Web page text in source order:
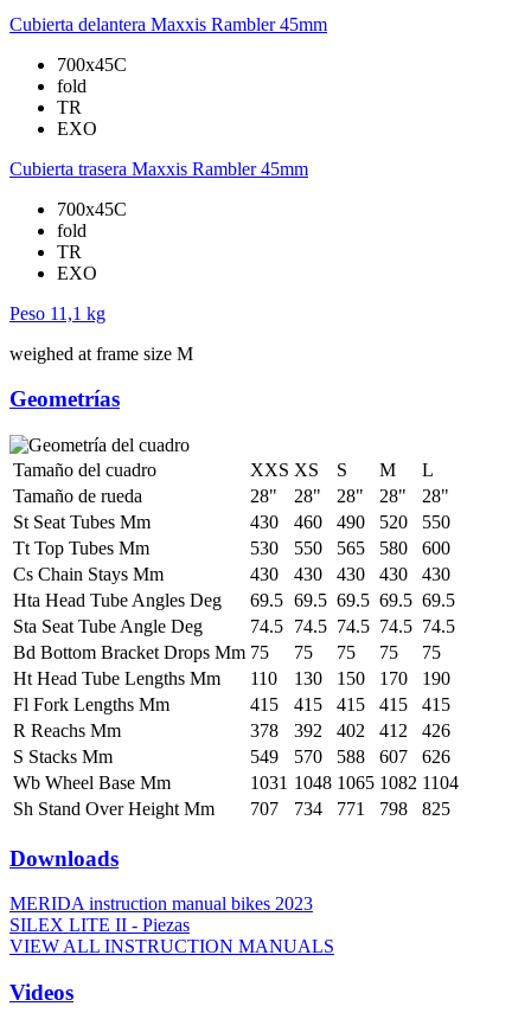
Cubierta delantera Maxxis Rambler 45mm
700x45C
fold
TR
EXO
Cubierta trasera Maxxis Rambler 45mm
700x45C
fold
TR
EXO
Peso 11,1 kg
weighed at frame size M
Geometrías
Tamaño del cuadro XXS XS S M
L
Tamaño de rueda
28" 28" 28" 28"
28"
St Seat Tubes Mm
430 460 490 520
550
Tt Top Tubes Mm
530 550 565 580
600
Cs Chain Stays Mm
430 430 430 430
430
Hta Head Tube Angles Deg
69.5 69.5 69.5 69.5 69.5
Sta Seat Tube Angle Deg
74.5 74.5 74.5 74.5 74.5
Bd Bottom Bracket Drops Mm 75 75 75 75
75
Ht Head Tube Lengths Mm
110 130 150 170
190
Fl Fork Lengths Mm
415 415 415 415
415
R Reachs Mm
378 392 402 412
426
S Stacks Mm
549 570 588 607
626
Wb Wheel Base Mm
1031 1048 1065 1082 1104
Sh Stand Over Height Mm
707 734 771 798 825
Downloads
MERIDA instruction manual bikes 2023
SILEX LITE II - Piezas
VIEW ALL INSTRUCTION MANUALS
Videos